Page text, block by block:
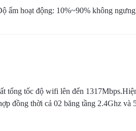
hoạt động: 10%~90% không
tổng tốc độ wifi lên đến
đồng thời cả 02 băng tầng 2.4Ghz và